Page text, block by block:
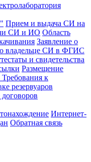
Прием и выдача СИ на
СИ и ИО Область
Заявление о
о владельце СИ в ФГИС
и свидетельства
Размещение
Требования к
резервуаров
Интернет-
Обратная связь